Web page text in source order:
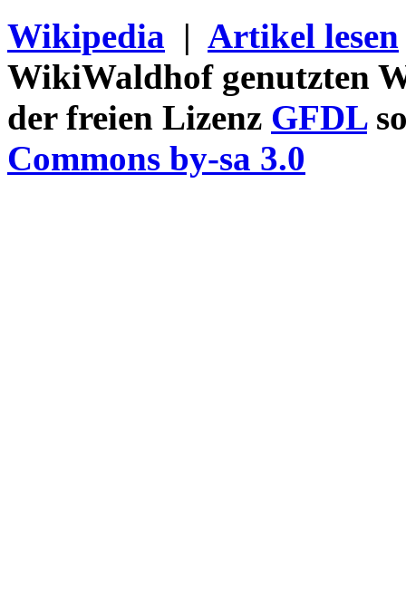
Wikipedia | Artikel lesen
WikiWaldhof genutzten
der freien Lizenz GFDL
Commons by-sa 3.0